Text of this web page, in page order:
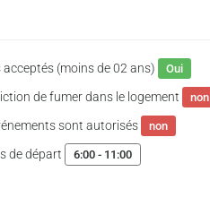
acceptés (moins de 02 ans) Oui
de fumer dans le logement non
sont autorisés non
de départ 6:00 - 11:00